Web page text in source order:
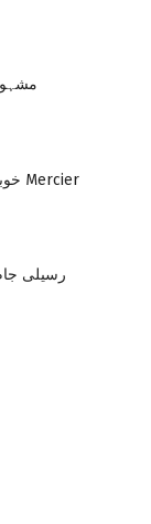
خوبصورتی اور توجہ کے راز مائیکل Mercier
رسیلی